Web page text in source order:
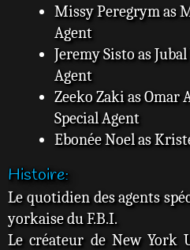
Missy Peregrym as
Agent
Jeremy Sisto as
Agent
Zeeko Zaki as Omar
Special Agent
Ebonée Noel as
Histoire:
Le quotidien des agents
yorkaise du F.B.I.
Le créateur de New York